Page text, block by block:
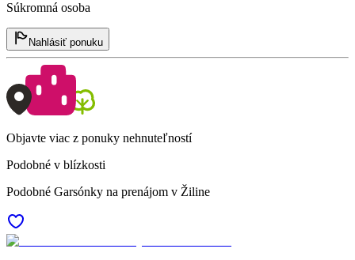
Súkromná osoba
Nahlásiť ponuku
Objavte viac z ponuky nehnuteľností
Podobné v blízkosti
Podobné Garsónky na prenájom v Žiline